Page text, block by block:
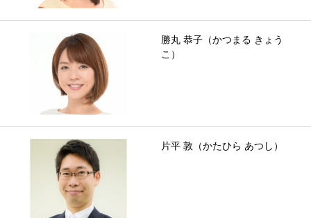
勝丸 恭子（かつまる きょう
こ）
片平 敦（かたひら あつし）